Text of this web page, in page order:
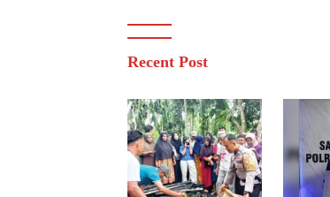
Recent Post